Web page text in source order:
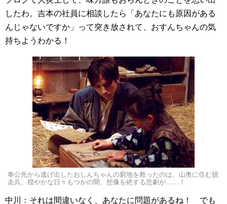
したわ。吉本の社員に相談したら「あなたにも原因がある
んじゃないですか」って突き放されて、おすんちゃんの気
持ちようわかる！
奉公先から逃げ出したおしんちゃんの窮地を救ったのは、山奥に住む脱
走兵。穏やかな日々もつかの間、想像を絶する悲劇が……！
中川：それは間違いなく、あなたに問題があるね！ でも